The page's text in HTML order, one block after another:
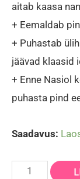
aitab kaasa
+ Eemaldab
+ Puhastab
jäävad klaasid
+ Enne Nasiol
puhasta pind
Saadavus:
Nasiol